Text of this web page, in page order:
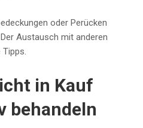
oder Perücken
Austausch mit anderen
in Kauf
behandeln